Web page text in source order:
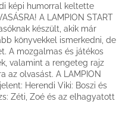
képi humorral keltette
A LAMPION START
készült, akik már
könyvekkel ismerkedni, de
A mozgalmas és játékos
valamint a rengeteg rajz
az olvasást. A LAMPION
Herendi Viki: Boszi és
Zéti, Zoé és az elhagyatott